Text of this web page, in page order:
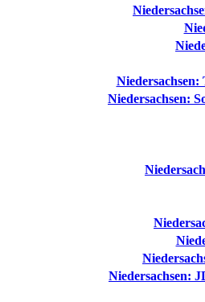
Niedersachsen:
Niedersachsen: